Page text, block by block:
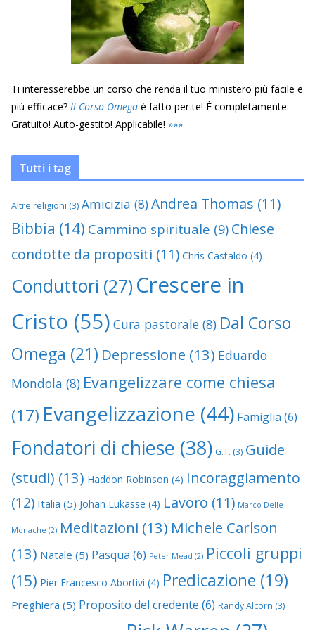
Ti interesserebbe un corso che renda il tuo ministero più facile e
più efficace? Il Corso Omega è fatto per te! È completamente:
Gratuito! Auto-gestito! Applicabile! »»»
Tutti i tag
Altre religioni (3) Amicizia (8)Andrea Thomas (11)
Bibbia (14) Cammino spirituale (9) Chiese
condotte da propositi (11) Chris Castaldo (4)
Conduttori (27) Crescere in
Cristo (55) Cura pastorale (8) Dal Corso
Omega (21) Depressione (13) Eduardo
Mondola (8) Evangelizzare come chiesa
(17) Evangelizzazione (44) Famiglia (6)
Fondatori di chiese (38) G.T. (3) Guide
(studi) (13) Haddon Robinson (4) Incoraggiamento
(12) Italia (5) Johan Lukasse (4) Lavoro (11) Marco Delle
Monache (2) Meditazioni (13) Michele Carlson
(13) Natale (5) Pasqua (6) Peter Mead (2) Piccoli gruppi
(15) Pier Francesco Abortivi (4) Predicazione (19)
Preghiera (5) Proposito del credente (6) Randy Alcorn (3)